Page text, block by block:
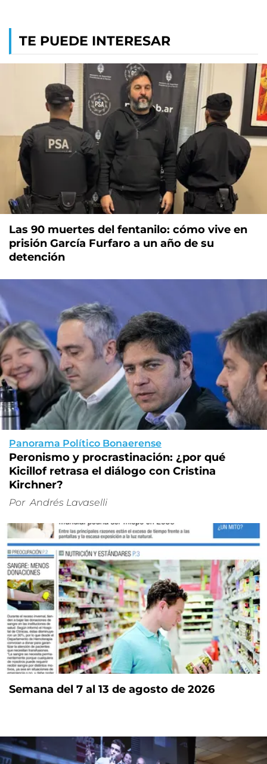
TE PUEDE INTERESAR
Las 90 muertes del fentanilo: cómo vive en
prisión García Furfaro a un año de su
detención
Panorama Político Bonaerense
Peronismo y procrastinación: ¿por qué
Kicillof retrasa el diálogo con Cristina
Kirchner?
Por Andrés Lavaselli
Semana del 7 al 13 de agosto de 2026